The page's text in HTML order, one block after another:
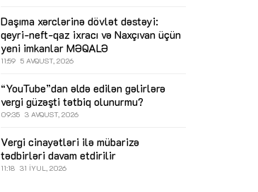
Daşıma xərclərinə dövlət dəstəyi:
qeyri-neft-qaz ixracı və Naxçıvan üçün
yeni imkanlar MƏQALƏ
11:59 5 AVQUST, 2026
“YouTube”dan əldə edilən gəlirlərə
vergi güzəşti tətbiq olunurmu?
09:35 3 AVQUST, 2026
Vergi cinayətləri ilə mübarizə
tədbirləri davam etdirilir
11:18 31 İYUL, 2026